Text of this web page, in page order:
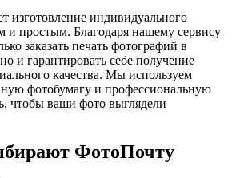
изготовление индивидуального
и простым. Благодаря нашему сервису
заказать печать фотографий в
и гарантировать себе получение
качества. Мы используем
фотобумагу и профессиональную
чтобы ваши фото выглядели
ФотоПочту